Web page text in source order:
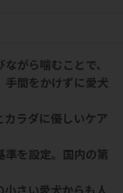
がら噛むことで、
手間をかけずに愛犬
カラダに優しいケア
準を設定。国内の第